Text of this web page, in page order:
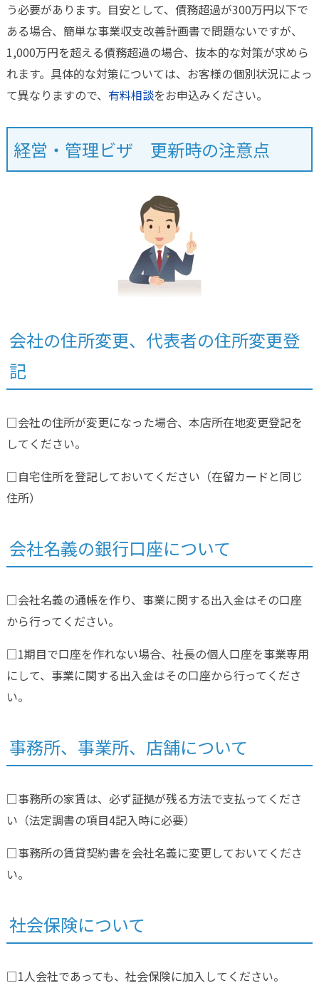
う必要があります。目安として、債務超過が300万円以下で
ある場合、簡単な事業収支改善計画書で問題ないですが、
1,000万円を超える債務超過の場合、抜本的な対策が求めら
れます。具体的な対策については、お客様の個別状況によっ
て異なりますので、 有料相談をお申込みください。
経営・管理ビザ 更新時の注意点
会社の住所変更、代表者の住所変更登
記
□会社の住所が変更になった場合、本店所在地変更登記を
してください。
□自宅住所を登記しておいてください（在留カードと同じ
住所）
会社名義の銀行口座について
□会社名義の通帳を作り、事業に関する出入金はその口座
から行ってください。
□1期目で口座を作れない場合、社長の個人口座を事業専用
にして、事業に関する出入金はその口座から行ってくださ
い。
事務所、事業所、店舗について
□事務所の家賃は、必ず証拠が残る方法で支払ってくださ
い（法定調書の項目4記入時に必要）
□事務所の賃貸契約書を会社名義に変更しておいてくださ
い。
社会保険について
□1人会社であっても、社会保険に加入してください。